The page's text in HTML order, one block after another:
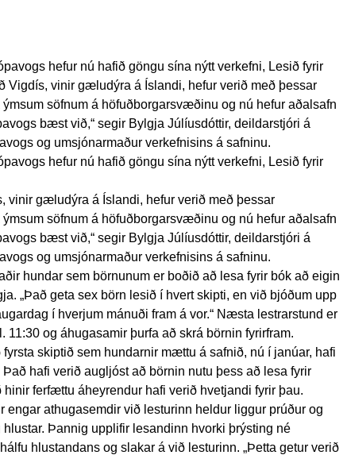
hefur nú hafið göngu sína nýtt verkefni, Lesið fyrir
Vigdís, vinir gæludýra á Íslandi, hefur verið með þessar
ýmsum söfnum á höfuðborgarsvæðinu og nú hefur aðalsafn
bæst við,“ segir Bylgja Júlíusdóttir, deildarstjóri á
og umsjónarmaður verkefnisins á safninu.
hefur nú hafið göngu sína nýtt verkefni, Lesið fyrir
vinir gæludýra á Íslandi, hefur verið með þessar
ýmsum söfnum á höfuðborgarsvæðinu og nú hefur aðalsafn
bæst við,“ segir Bylgja Júlíusdóttir, deildarstjóri á
og umsjónarmaður verkefnisins á safninu.
hundar sem börnunum er boðið að lesa fyrir bók að eigin
„Það geta sex börn lesið í hvert skipti, en við bjóðum upp
í hverjum mánuði fram á vor.“ Næsta lestrarstund er
11:30 og áhugasamir þurfa að skrá börnin fyrirfram.
fyrsta skiptið sem hundarnir mættu á safnið, nú í janúar, hafi
hafi verið augljóst að börnin nutu þess að lesa fyrir
hinir ferfættu áheyrendur hafi verið hvetjandi fyrir þau.
engar athugasemdir við lesturinn heldur liggur prúður og
hlustar. Þannig upplifir lesandinn hvorki þrýsting né
hlustandans og slakar á við lesturinn. „Þetta getur verið